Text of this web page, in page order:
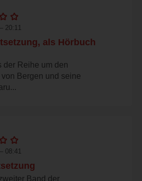
20:11
als Hörbuch
der Reihe um den
Bergen und seine
08:41
Band der